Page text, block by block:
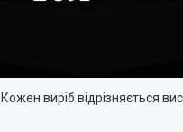
виріб відрізняється